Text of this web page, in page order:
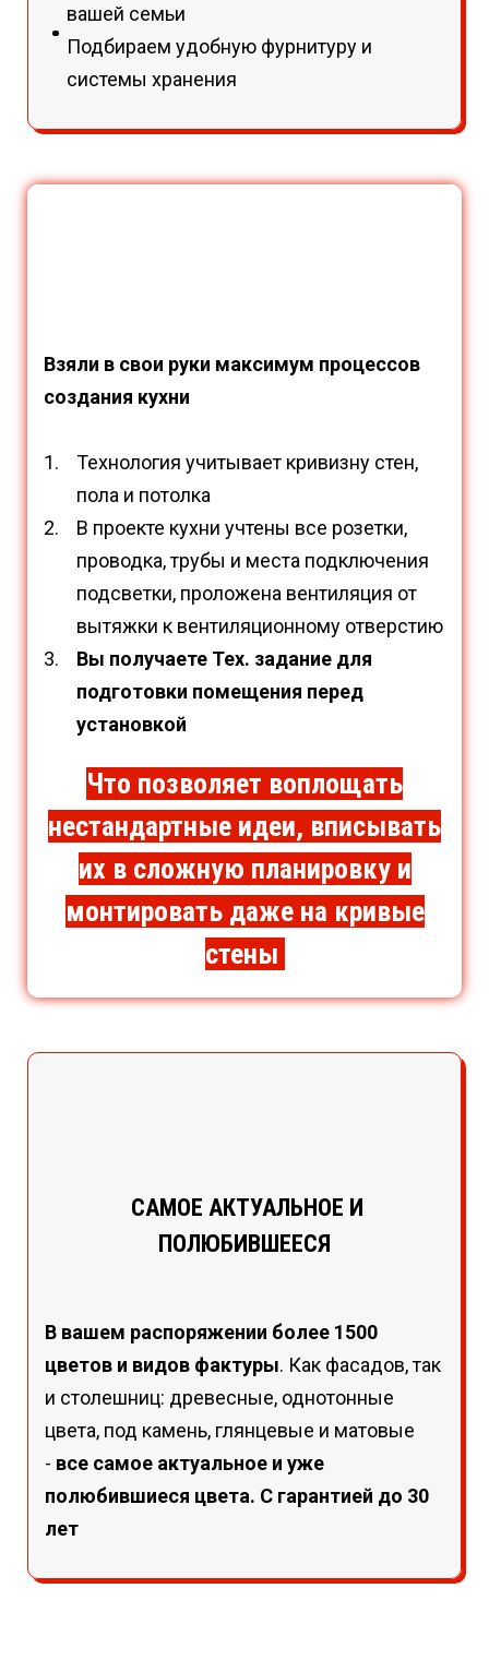
вашей семьи
Подбираем удобную фурнитуру и
системы хранения
Взяли в свои руки максимум процессов
создания кухни
Технология учитывает кривизну стен,
пола и потолка
В проекте кухни учтены все розетки,
проводка, трубы и места подключения
подсветки, проложена вентиляция от
вытяжки к вентиляционному отверстию
Вы получаете Тех. задание для
подготовки помещения перед
установкой
Что позволяет воплощать
нестандартные идеи, вписывать
их в сложную планировку и
монтировать даже на кривые
стены
САМОЕ АКТУАЛЬНОЕ И
ПОЛЮБИВШЕЕСЯ
В вашем распоряжении более 1500
цветов и видов фактуры. Как фасадов, так
и столешниц: древесные, однотонные
цвета, под камень, глянцевые и матовые
- все самое актуальное и уже
полюбившиеся цвета. С гарантией до 30
лет